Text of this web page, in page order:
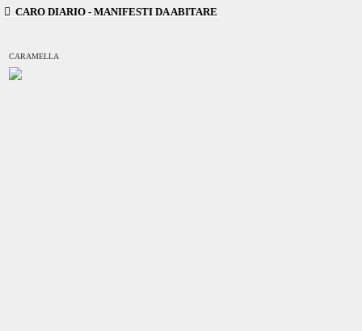
︎ CARO DIARIO - MANIFESTI DA ABITARE
CARAMELLA